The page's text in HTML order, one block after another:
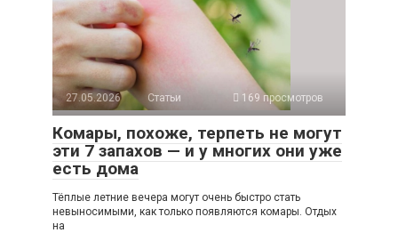
27.05.2026 Статьи 169 просмотров
Комары, похоже, терпеть не могут
эти 7 запахов — и у многих они уже
есть дома
Тёплые летние вечера могут очень быстро стать
невыносимыми, как только появляются комары. Отдых
на